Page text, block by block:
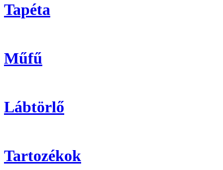
Tapéta
Műfű
Lábtörlő
Tartozékok